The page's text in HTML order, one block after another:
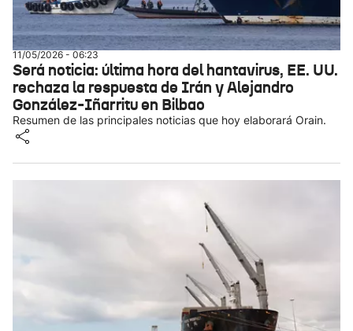
11/05/2026 - 06:23
Será noticia: última hora del hantavirus, EE. UU.
rechaza la respuesta de Irán y Alejandro
González-Iñarritu en Bilbao
Resumen de las principales noticias que hoy elaborará Orain.